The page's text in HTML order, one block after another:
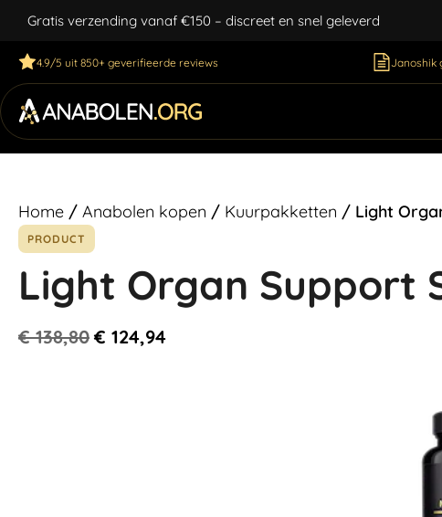
Gratis verzending vanaf €150 – discreet en snel geleverd
4.9/5 uit 850+ geverifieerde reviews Janoshik
Home / Anabolen kopen / Kuurpakketten / Light
PRODUCT
Light Organ Support
€138,80 € 124,94